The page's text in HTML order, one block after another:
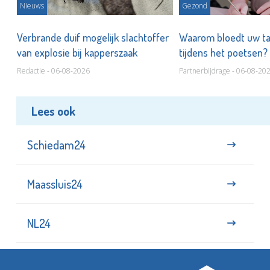
Nieuws
Verbrande duif mogelijk slachtoffer
van explosie bij kapperszaak
Redactie - 06-08-2026
Gezond
Waarom bloedt uw
tijdens het poetsen?
Partnerbijdrage - 06-08-
Lees ook
Schiedam24
Maassluis24
NL24